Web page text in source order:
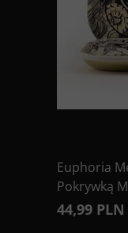
Euphoria
Pokrywką
44,99 PLN